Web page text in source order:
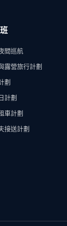
間巡航
露營旅行計劃
劃
計劃
車計劃
接送計劃